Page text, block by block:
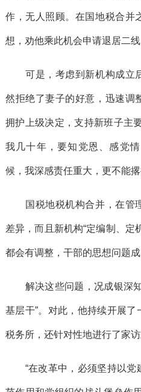
作，无人照顾。在国地税合并
想，劝他乘此机会申请退居二线
可是，考虑到新机构成立
然拒绝了妻子的好意，迅速调
拥护上级决定，支持新班子主
我几十年，要知党恩、感党
候，我深感责任重大，更不能撂
国税地税机构合并，在管
差异，而且新机构“定编制、定
都会有调整，干部的思想问题成
解决这些问题，况成银深知
基层干”。对此，他持续开展
税务所，还针对性地进行了家访
“在改革中，必须坚持以党